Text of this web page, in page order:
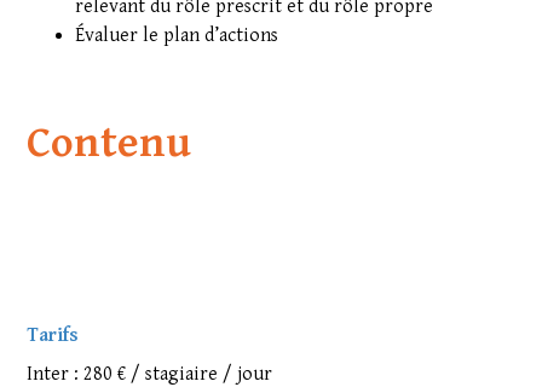
relevant du rôle prescrit et du rôle propre
Évaluer le plan d’actions
Contenu
Tarifs
Inter : 280 € / stagiaire / jour